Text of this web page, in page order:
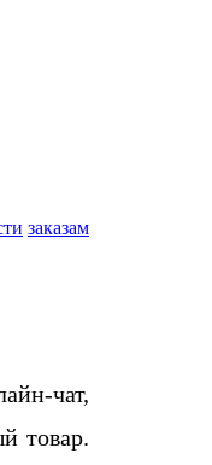
заказам
чат,
товар.